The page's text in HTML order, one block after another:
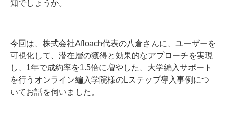
知でしょうか。
今回は、株式会社Afloach代表の八倉さんに、ユーザーを
可視化して、潜在層の獲得と効果的なアプローチを実現
し、1年で成約率を1.5倍に増やした、大学編入サポート
を行うオンライン編入学院様のLステップ導入事例につ
いてお話を伺いました。